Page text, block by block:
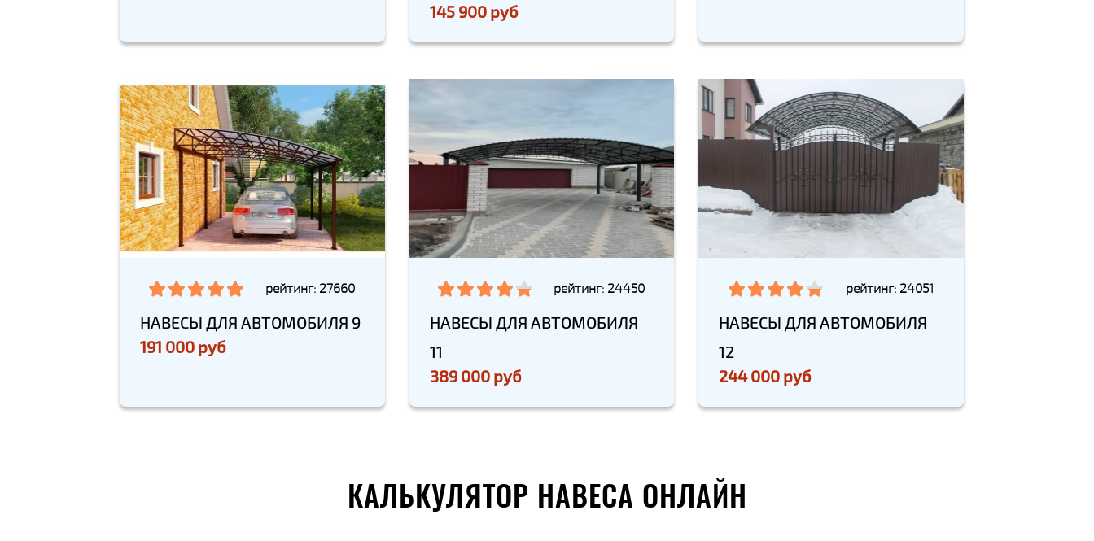
145 900 руб
рейтинг: 27660
НАВЕСЫ ДЛЯ АВТОМОБИЛЯ 9
191 000 руб
рейтинг: 24450
НАВЕСЫ ДЛЯ АВТОМОБИЛЯ
11
389 000 руб
рейтинг: 24051
НАВЕСЫ ДЛЯ АВТОМОБИЛЯ
12
244 000 руб
КАЛЬКУЛЯТОР НАВЕСА ОНЛАЙН